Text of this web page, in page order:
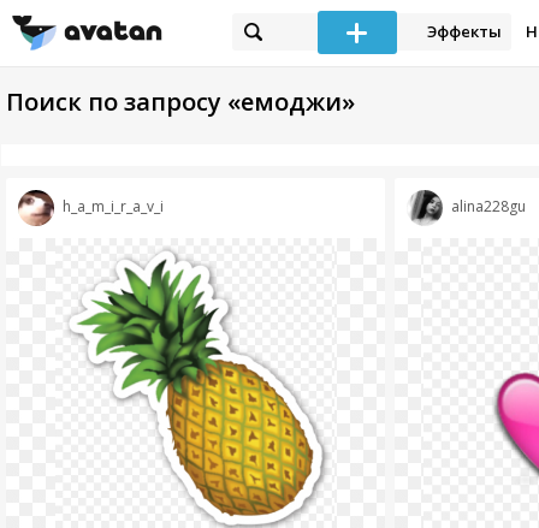
Эффекты
Поиск по запросу «емоджи»
h_a_m_i_r_a_v_i alina228gu